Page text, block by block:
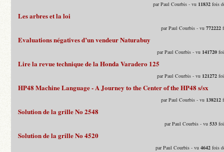
par Paul Courbis - vu 11832 fois
Les arbres et la loi
par Paul Courbis - vu772222
Evaluations négatives d’un vendeur Naturabuy
par Paul Courbis - vu 141720
Lire la revue technique de la Honda Varadero 125
par Paul Courbis - vu 121272
HP48 Machine Language - A Journey to the Center of the HP48 s/sx
par Paul Courbis - vu 138212
Solution de la grille No 2548
par Paul Courbis - vu533
Solution de la grille No 4520
par Paul Courbis - vu4642 fois